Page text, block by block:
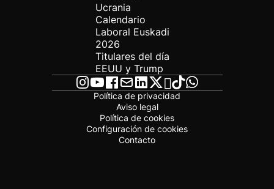
Ucrania
Calendario
Laboral Euskadi
2026
Titulares del día
EEUU y Trump
Política de privacidad
Aviso legal
Política de cookies
Configuración de cookies
Contacto